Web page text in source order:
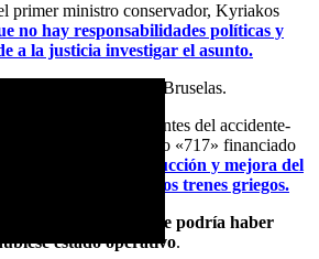
primer ministro conservador, Kyriakos
no hay responsabilidades políticas y
a la justicia investigar el asunto.
captado la atención de Bruselas.
Kövesi, inició -antes del accidente-
un contrato denominado «717» financiado
para la reconstrucción y mejora del
y control remoto de los trenes griegos.
que el accidente se podría haber
estado operativo.